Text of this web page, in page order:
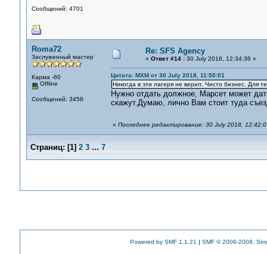
Сообщений: 4701
Roma72
Заслуженный мастер
Карма -60
Offline
Сообщений: 3458
Re: SFS Agency
« Ответ #14 :30 July 2018, 12:34:36 »
Цитата: MXM от 30 July 2018, 11:50:01
Никогда в эти лагеря не верил. Чисто бизнес. Для
Нужно отдать должное, Марсет может
скажут.Думаю, лично Вам стоит туда
« Последнее редактирование: 30 July 2018,
Страниц: [1] 2 3 ... 7
Powered by SMF 1.1.21 | SMF © 2006-2008,